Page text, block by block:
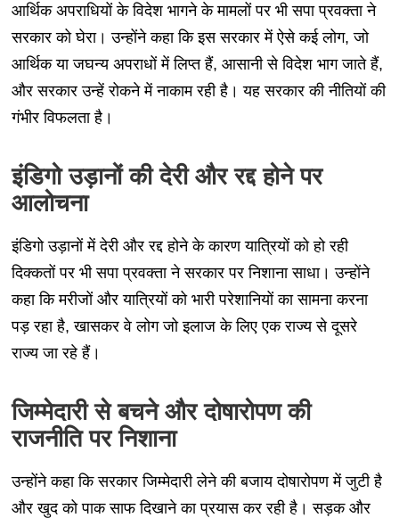
आर्थिक अपराधियों के विदेश भागने के मामलों पर भी सपा प्रवक्ता ने
सरकार को घेरा। उन्होंने कहा कि इस सरकार में ऐसे कई लोग, जो
आर्थिक या जघन्य अपराधों में लिप्त हैं, आसानी से विदेश भाग जाते हैं,
और सरकार उन्हें रोकने में नाकाम रही है। यह सरकार की नीतियों की
गंभीर विफलता है।
इंडिगो उड़ानों की देरी और रद्द होने पर
आलोचना
इंडिगो उड़ानों में देरी और रद्द होने के कारण यात्रियों को हो रही
दिक्कतों पर भी सपा प्रवक्ता ने सरकार पर निशाना साधा। उन्होंने
कहा कि मरीजों और यात्रियों को भारी परेशानियों का सामना करना
पड़ रहा है, खासकर वे लोग जो इलाज के लिए एक राज्य से दूसरे
राज्य जा रहे हैं।
जिम्मेदारी से बचने और दोषारोपण की
राजनीति पर निशाना
उन्होंने कहा कि सरकार जिम्मेदारी लेने की बजाय दोषारोपण में जुटी है
और खुद को पाक साफ दिखाने का प्रयास कर रही है। सड़क और